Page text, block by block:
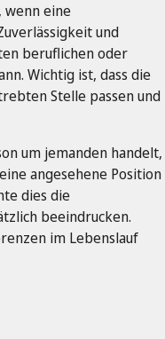
wenn eine
und
beruflichen oder
Wichtig ist, dass die
Stelle passen und
um jemanden handelt,
angesehene Position
dies die
beeindrucken.
im Lebenslauf